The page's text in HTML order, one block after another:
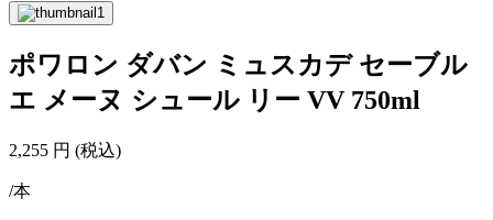
ポワロン ダバン ミュスカデ セーブル
エ メーヌ シュール リー VV 750ml
2,255 円 (税込)
/本